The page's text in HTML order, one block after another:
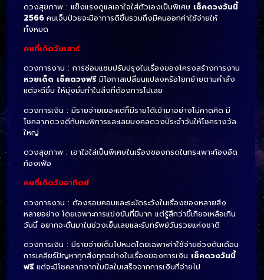
ดวงสุขภาพ : แข็งแรงดูแลเอาใจใส่ตัวเองเป็นพิเศษ เช็คดวงวันนี้
2566 คนเจ็บป่วยจะมีอาการดีขึ้นรวมถึงมีคนออกค่าใช้จ่ายให้
ทั้งหมด
คนที่เกิดวันเสาร์
ดวงการงาน : การซ่อมแซมปรับปรุงในเรื่องของโครงสร้างการงาน
หวยเด็ด เช็คดวงฟรี มีโอกาสเปลี่ยนแปลงหรือโยกย้ายตามคำสั่ง
แต่จะดีขึ้น ให้มุ่งมั่นทำในสิ่งที่ต้องการไปเลย
ดวงการเงิน : มีรายจ่ายเยอะแต่ก็มีรายได้เข้ามาอย่างไม่คาดคิด มี
โชคลาภดวงดีกับคนพิการและเลขมงคลดวงประจำวันให้โชครางวัล
ใหญ่
ดวงสุขภาพ : เอาใจใส่เป็นพิเศษในเรื่องของกรดในกระเพาะท้องอืด
ท้องเฟ้อ
คนที่เกิดวันอาทิตย์
ดวงการงาน : ต้องรอบคอบและระมัดระวังในเรื่องของหลายสิ่ง
หลายอย่าง โดยเฉพาะการแข่งขันที่มีมาก แต่รู้สึกว่าขี้เกียจเหลือเกิน
วันนี้ อยากจะตื่นมาในช่วงเย็นเลยและรับทรัพย์วันรวยแห่งชาติ
ดวงการเงิน : มีรายจ่ายเต็มไปหมดโดยเฉพาะค่าใช้จ่ายช่วงต้นเดือน
การเคลียร์ปัญหาทุกสิ่งทุกอย่างในเรื่องของการเงิน เช็คดวงวันนี้
ฟรี แต่จะมีโชคลาภจากใบบิลใบเสร็จจากการเงินที่จ่ายไป